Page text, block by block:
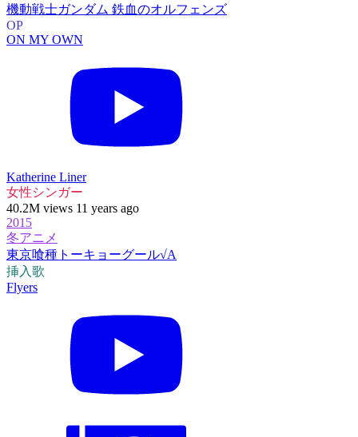
機動戦士ガンダム 鉄血のオルフェンズ
OP
ON MY OWN
Katherine Liner
女性シンガー
40.2M views 11 years ago
2015
冬アニメ
東京喰種トーキョーグール√A
挿入歌
Flyers